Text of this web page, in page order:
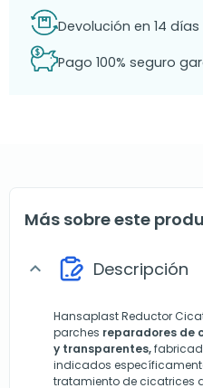
Devolución en 14
Pago 100% seguro
Más sobre este
expand_more Descripción
Hansaplast Reductor
parches reparadores de
y transparentes,
indicados
tratamiento de cicatrices